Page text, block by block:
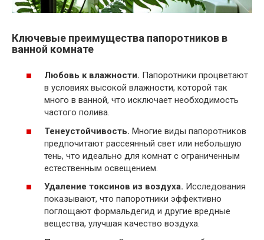
Ключевые преимущества папоротников в
ванной комнате
Любовь к влажности. Папоротники процветают
в условиях высокой влажности, которой так
много в ванной, что исключает необходимость
частого полива.
Тенеустойчивость. Многие виды папоротников
предпочитают рассеянный свет или небольшую
тень, что идеально для комнат с ограниченным
естественным освещением.
Удаление токсинов из воздуха. Исследования
показывают, что папоротники эффективно
поглощают формальдегид и другие вредные
вещества, улучшая качество воздуха.